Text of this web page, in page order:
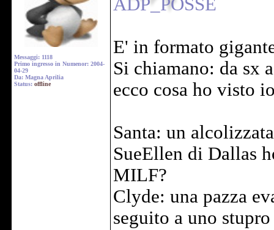
Messaggi: 1118
Primo ingresso in Numenor: 2004-
04-29
Da: Magna Aprilia
Status: offline
ADP_POSSE
E' in formato
Si chiamano: da sx
ecco cosa ho visto
Santa: un
SueEllen di Dallas
MILF?
Clyde: una pazza
seguito a uno